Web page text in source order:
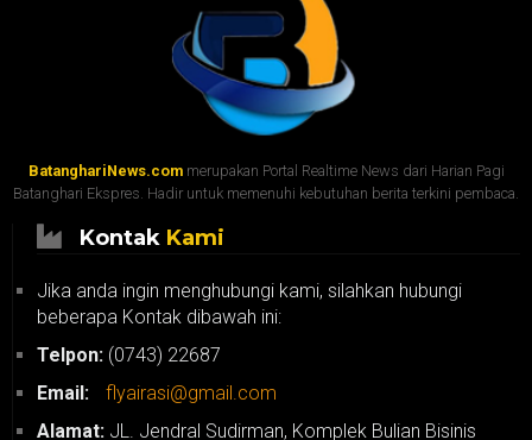
BatanghariNews.commerupakan Portal Realtime News dari Harian Pagi
Batanghari Ekspres. Hadir untuk memenuhi kebutuhan berita terkini pembaca.
Kontak Kami
Jika anda ingin menghubungi kami, silahkan hubungi
beberapa Kontak dibawah ini:
Telpon: (0743) 22687
Email:
flyairasi@gmail.com
Alamat: JL. Jendral Sudirman, Komplek Bulian Bisinis